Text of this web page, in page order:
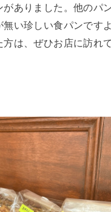
がありました。他のパ
無い珍しい食パンです
は、ぜひお店に訪れ